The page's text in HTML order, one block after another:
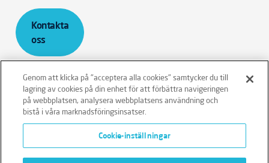
Kontakta
oss
Ansvarsfriskrivning Policies
Integritetspolicy
Cookies
Klagomålshantering
Genom att klicka på "acceptera alla cookies" samtycker du till
lagring av cookies på din enhet för att förbättra navigeringen
på webbplatsen, analysera webbplatsens användning och
bistå i våra marknadsföringsinsatser.
Cookie-inställningar